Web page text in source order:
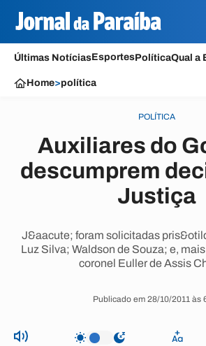
Últimas NotíciasEsportesPolíticaQual a
Home>política
POLÍTICA
Auxiliares do
descumprem
Justiça
J&aacute; foram solicitadas
Luz Silva; Waldson de Souza; e,
coronel Euller de Assis
Publicado em 28/10/2011 às